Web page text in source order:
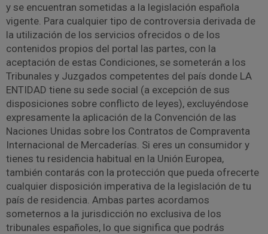
y se encuentran sometidas a la legislación española
vigente. Para cualquier tipo de controversia derivada de
la utilización de los servicios ofrecidos o de los
contenidos propios del portal las partes, con la
aceptación de estas Condiciones, se someterán a los
Tribunales y Juzgados competentes del país donde LA
ENTIDAD tiene su sede social (a excepción de sus
disposiciones sobre conflicto de leyes), excluyéndose
expresamente la aplicación de la Convención de las
Naciones Unidas sobre los Contratos de Compraventa
Internacional de Mercaderías. Si eres un consumidor y
tienes tu residencia habitual en la Unión Europea,
también contarás con la protección que pueda ofrecerte
cualquier disposición imperativa de la legislación de tu
país de residencia. Ambas partes acordamos
someternos a la jurisdicción no exclusiva de los
tribunales españoles, lo que significa que podrás